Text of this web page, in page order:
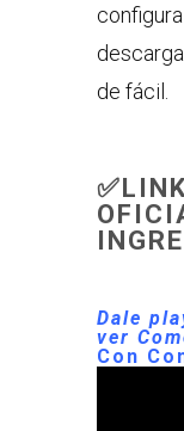
de fácil.
Dale
ver
Con